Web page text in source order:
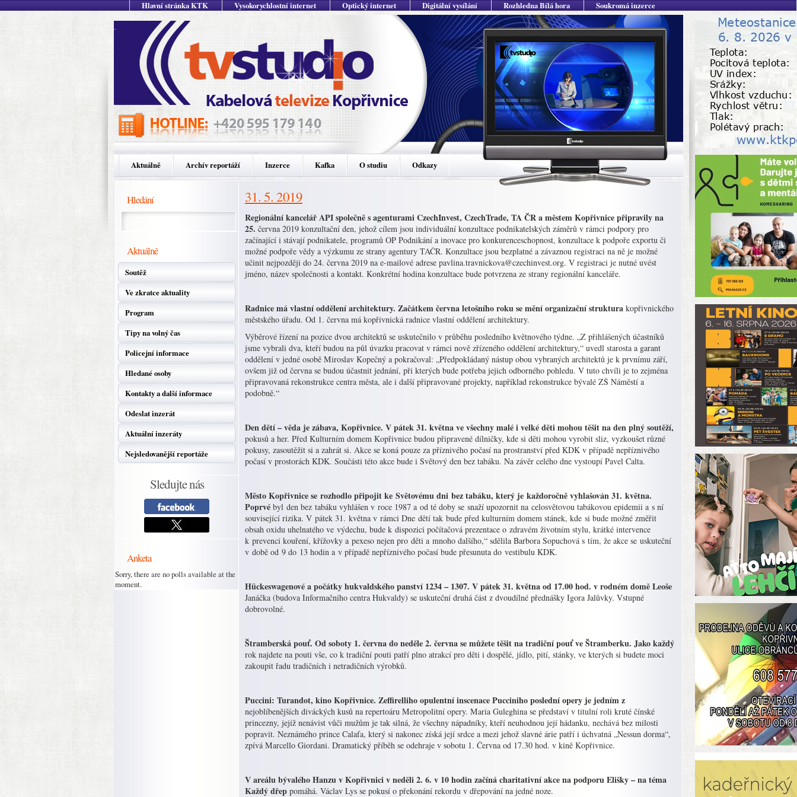
Hlavní stránka KTK Vysokorychlostní internet Optický internet Digitální vysílání Rozhledna Bílá hora Soukromá inzerce
Aktuálně Archív reportáží Inzerce Kafka O studiu Odkazy
Hledání
Aktuálně
Soutěž
Ve zkratce aktuality
Program
Tipy na volný čas
Policejní informace
Hledané osoby
Kontakty a další informace
Odeslat inzerát
Aktuální inzeráty
Nejsledovanější reportáže
Sledujte nás
Anketa
Sorry, there are no polls available at the
moment.
31. 5. 2019
Regionální kancelář API společně s agenturami CzechInvest, CzechTrade, TA ČR a městem Kopřivnice připravily na
25. června 2019 konzultační den, jehož cílem jsou individuální konzultace podnikatelských záměrů v rámci podpory pro
začínající i stávají podnikatele, programů OP Podnikání a inovace pro konkurenceschopnost, konzultace k podpoře exportu či
možné podpoře vědy a výzkumu ze strany agentury TAČR. Konzultace jsou bezplatné a závaznou registraci na ně je možné
učinit nejpozději do 24. června 2019 na e-mailové adrese pavlina.travnickova@czechinvest.org. V registraci je nutné uvést
jméno, název společnosti a kontakt. Konkrétní hodina konzultace bude potvrzena ze strany regionální kanceláře.
Radnice má vlastní oddělení architektury. Začátkem června letošního roku se mění organizační struktura kopřivnického
městského úřadu. Od 1. června má kopřivnická radnice vlastní oddělení architektury.
Výběrové řízení na pozice dvou architektů se uskutečnilo v průběhu posledního květnového týdne. „Z přihlášených účastníků
jsme vybrali dva, kteří budou na půl úvazku pracovat v rámci nově zřízeného oddělení architektury,“ uvedl starosta a garant
oddělení v jedné osobě Miroslav Kopečný a pokračoval: „Předpokládaný nástup obou vybraných architektů je k prvnímu září,
ovšem již od června se budou účastnit jednání, při kterých bude potřeba jejich odborného pohledu. V tuto chvíli je to zejména
připravovaná rekonstrukce centra města, ale i další připravované projekty, například rekonstrukce bývalé ZŠ Náměstí a
podobně.“
Den dětí – věda je zábava, Kopřivnice. V pátek 31. května ve všechny malé i velké děti mohou těšit na den plný soutěží,
pokusů a her. Před Kulturním domem Kopřivnice budou připravené dílničky, kde si děti mohou vyrobit sliz, vyzkoušet různé
pokusy, zasoutěžit si a zahrát si. Akce se koná pouze za příznivého počasí na prostranství před KDK v případě nepříznivého
počasí v prostorách KDK. Součásti této akce bude i Světový den bez tabáku. Na závěr celého dne vystoupí Pavel Calta.
Město Kopřivnice se rozhodlo připojit ke Světovému dni bez tabáku, který je každoročně vyhlašován 31. května.
Poprvé byl den bez tabáku vyhlášen v roce 1987 a od té doby se snaží upozornit na celosvětovou tabákovou epidemii a s ní
související rizika. V pátek 31. května v rámci Dne dětí tak bude před kulturním domem stánek, kde si bude možné změřit
obsah oxidu uhelnatého ve výdechu, bude k dispozici počítačová prezentace o zdravém životním stylu, krátké intervence
k prevenci kouření, křížovky a pexeso nejen pro děti a mnoho dalšího,“ sdělila Barbora Sopuchová s tím, že akce se uskuteční
v době od 9 do 13 hodin a v případě nepříznivého počasí bude přesunuta do vestibulu KDK.
Hückeswagenové a počátky hukvaldského panství 1234 – 1307. V pátek 31. května od 17.00 hod. v rodném domě Leoše
Janáčka (budova Informačního centra Hukvaldy) se uskuteční druhá část z dvoudílné přednášky Igora Jalůvky. Vstupné
dobrovolné.
Štramberská pouť. Od soboty 1. června do neděle 2. června se můžete těšit na tradiční pouť ve Štramberku. Jako každý
rok najdete na pouti vše, co k tradiční pouti patří plno atrakcí pro děti i dospělé, jídlo, pití, stánky, ve kterých si budete moci
zakoupit řadu tradičních i netradičních výrobků.
Puccini: Turandot, kino Kopřivnice. Zeffirelliho opulentní inscenace Pucciniho poslední opery je jedním z
nejoblíbenějších diváckých kusů na repertoáru Metropolitní opery. Maria Guleghina se představí v titulní roli kruté čínské
princezny, jejíž nenávist vůči mužům je tak silná, že všechny nápadníky, kteří neuhodnou její hádanku, nechává bez milosti
popravit. Neznámého prince Calafa, který si nakonec získá její srdce a mezi jehož slavné árie patří i úchvatná „Nessun dorma“,
zpívá Marcello Giordani. Dramatický příběh se odehraje v sobotu 1. Června od 17.30 hod. v kině Kopřivnice.
V areálu bývalého Hanzu v Kopřivnici v neděli 2. 6. v 10 hodin začíná charitativní akce na podporu Elišky – na téma
Každý dřep pomáhá. Václav Lys se pokusí o překonání rekordu v dřepování na jedné noze.